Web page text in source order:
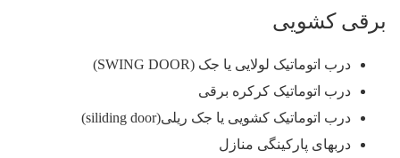
برقی کشویی
درب اتوماتیک لولایی یا جک (SWING DOOR)
درب اتوماتیک کرکره برقی
درب اتوماتیک کشویی یا جک ریلی(siliding door)
دربهای پارکینگی منازل